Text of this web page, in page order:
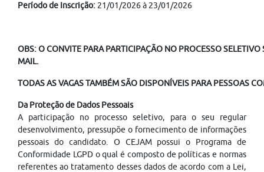
Período de Inscrição: 21/01/2026 à 23/01/2026
OBS: O CONVITE PARA PARTICIPAÇÃO NO PROCESSO SELETIVO
MAIL.
TODAS AS VAGAS TAMBÉM SÃO DISPONÍVEIS PARA PESSOAS
Da Proteção de Dados Pessoais
A participação no processo seletivo, para o seu regular
desenvolvimento, pressupõe o fornecimento de informações
pessoais do candidato. O CEJAM possui o Programa de
Conformidade LGPD o qual é composto de políticas e normas
referentes ao tratamento desses dados de acordo com a Lei,